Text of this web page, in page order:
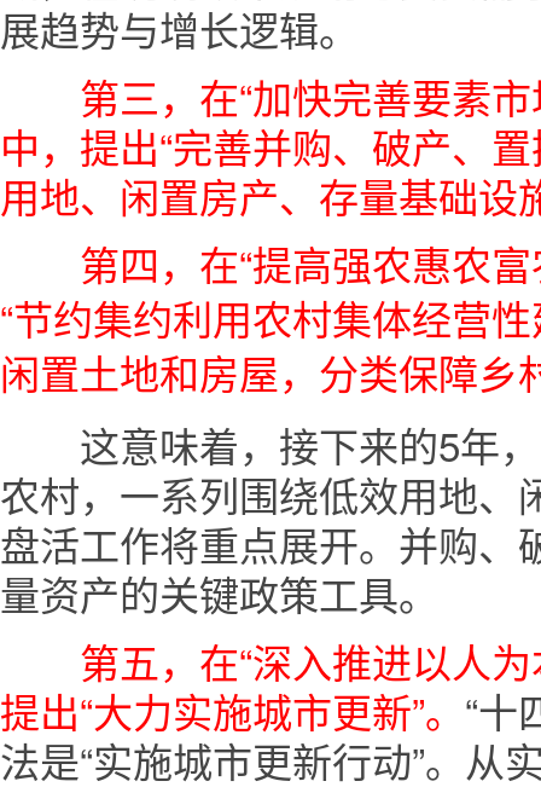
展趋势与增长逻辑。
第三，在“加快完善要素
中，提出“完善并购、破产、
用地、闲置房产、存量基础设
第四，在“提高强农惠农富
“节约集约利用农村集体经营
闲置土地和房屋，分类保障乡
这意味着，接下来的5年，
农村，一系列围绕低效用地、
盘活工作将重点展开。并购、
量资产的关键政策工具。
第五，在“深入推进以人
提出“大力实施城市更新”。 “十
法是“实施城市更新行动”。从